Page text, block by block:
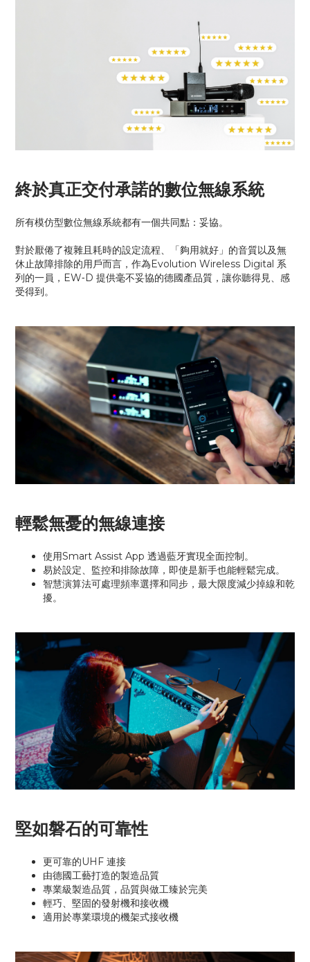
終於真正交付承諾的數位無線系統
所有模仿型數位無線系統都有一個共同點：妥協。
對於厭倦了複雜且耗時的設定流程、「夠用就好」的音質以及無
休止故障排除的用戶而言，作為Evolution Wireless Digital 系
列的一員，EW‑D 提供毫不妥協的德國產品質，讓你聽得見、感
受得到。
輕鬆無憂的無線連接
使用Smart Assist App 透過藍牙實現全面控制。
易於設定、監控和排除故障，即使是新手也能輕鬆完成。
智慧演算法可處理頻率選擇和同步，最大限度減少掉線和乾
擾。
堅如磐石的可靠性
更可靠的UHF 連接
由德國工藝打造的製造品質
專業級製造品質，品質與做工臻於完美
輕巧、堅固的發射機和接收機
適用於專業環境的機架式接收機